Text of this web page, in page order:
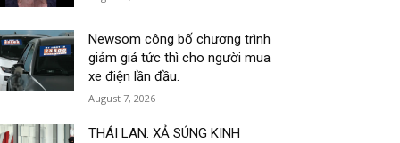
Newsom công bố chương trình
giảm giá tức thì cho người mua
xe điện lần đầu.
August 7, 2026
THÁI LAN: XẢ SÚNG KINH